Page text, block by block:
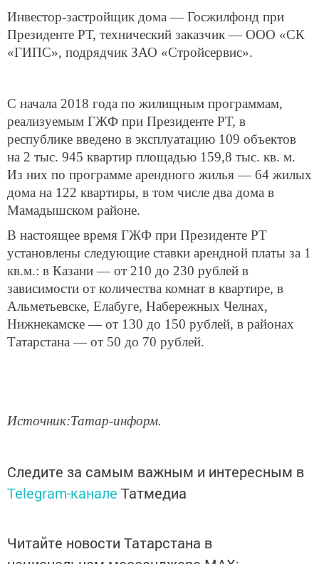
Инвестор-застройщик дома — Госжилфонд при
Президенте РТ, технический заказчик — ООО «СК
«ГИПС», подрядчик ЗАО «Стройсервис».
С начала 2018 года по жилищным программам,
реализуемым ГЖФ при Президенте РТ, в
республике введено в эксплуатацию 109 объектов
на 2 тыс. 945 квартир площадью 159,8 тыс. кв. м.
Из них по программе арендного жилья — 64 жилых
дома на 122 квартиры, в том числе два дома в
Мамадышском районе.
В настоящее время ГЖФ при Президенте РТ
установлены следующие ставки арендной платы за 1
кв.м.: в Казани — от 210 до 230 рублей в
зависимости от количества комнат в квартире, в
Альметьевске, Елабуге, Набережных Челнах,
Нижнекамске — от 130 до 150 рублей, в районах
Татарстана — от 50 до 70 рублей.
Источник:Татар-информ.
Следите за самым важным и интересным в
Telegram-канале Татмедиа
Читайте новости Татарстана в